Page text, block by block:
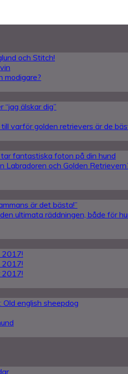
och Stitch!
modigare?
“jag älskar dig”
varför golden retrievers är de
fantastiska foton på din hund
Labradoren och Golden
är det bästa!”
ultimata räddningen, både för
2017!
Old english sheepdog